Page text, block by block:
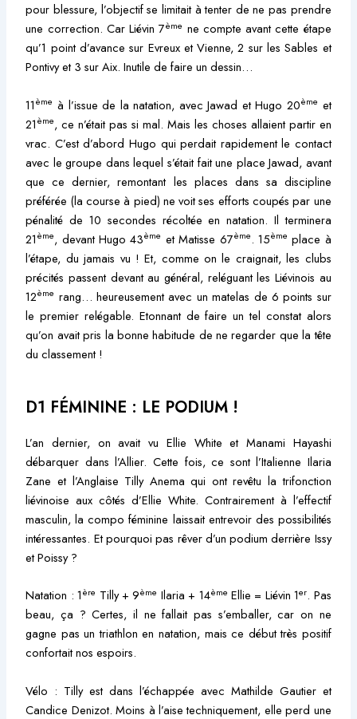
pour blessure, l’objectif se limitait à tenter de ne pas prendre
une correction. Car Liévin 7ème ne compte avant cette étape
qu’1 point d’avance sur Evreux et Vienne, 2 sur les Sables et
Pontivy et 3 sur Aix. Inutile de faire un dessin…
11ème à l’issue de la natation, avec Jawad et Hugo 20ème et
21ème, ce n’était pas si mal. Mais les choses allaient partir en
vrac. C’est d’abord Hugo qui perdait rapidement le contact
avec le groupe dans lequel s’était fait une place Jawad, avant
que ce dernier, remontant les places dans sa discipline
préférée (la course à pied) ne voit ses efforts coupés par une
pénalité de 10 secondes récoltée en natation. Il terminera
21ème, devant Hugo 43ème et Matisse 67ème. 15ème place à
l’étape, du jamais vu ! Et, comme on le craignait, les clubs
précités passent devant au général, reléguant les Liévinois au
12ème rang… heureusement avec un matelas de 6 points sur
le premier relégable. Etonnant de faire un tel constat alors
qu’on avait pris la bonne habitude de ne regarder que la tête
du classement !
D1 FÉMININE : LE PODIUM !
L’an dernier, on avait vu Ellie White et Manami Hayashi
débarquer dans l’Allier. Cette fois, ce sont l’Italienne Ilaria
Zane et l’Anglaise Tilly Anema qui ont revêtu la trifonction
liévinoise aux côtés d’Ellie White. Contrairement à l’effectif
masculin, la compo féminine laissait entrevoir des possibilités
intéressantes. Et pourquoi pas rêver d’un podium derrière Issy
et Poissy ?
Natation : 1ère Tilly + 9ème Ilaria + 14ème Ellie = Liévin 1er. Pas
beau, ça ? Certes, il ne fallait pas s’emballer, car on ne
gagne pas un triathlon en natation, mais ce début très positif
confortait nos espoirs.
Vélo : Tilly est dans l’échappée avec Mathilde Gautier et
Candice Denizot. Moins à l’aise techniquement, elle perd une